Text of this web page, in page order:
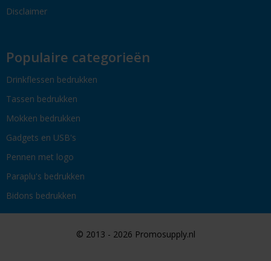
Disclaimer
Populaire categorieën
Drinkflessen bedrukken
Tassen bedrukken
Mokken bedrukken
Gadgets en USB's
Pennen met logo
Paraplu's bedrukken
Bidons bedrukken
© 2013 - 2026 Promosupply.nl